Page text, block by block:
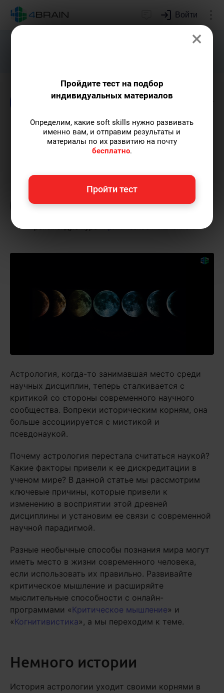
Войти
Подарим индивидуальный план
Непознанное Образование
Почему астрологию
перестали считать наукой
Анна Кирякова— автор статей и курсов,
организатор онлайн-турнира по йоге, мать
двоих детей.Пишу статьи по теме
Астрология, когда-то занимавшая место среди
научных дисциплин, теперь сталкивается с
критикой со стороны современного научного
сообщества. Вопреки историческим корням, она
больше ассоциируется с мистикой и
псевдонаукой.
Почему астрология перестала считаться наукой?
Какие факторы привели к ее дискредитации в
ученом мире? В данной статье мы рассмотрим
ключевые причины, которые привели к
изменению в восприятии этой древней
дисциплины и установим ее связи с современной
научной парадигмой.
Разные необычные способы познания мира могут
иметь место в жизни современного человека,
если использовать их правильно. Развивайте
критическое мышление и расширяйте
мыслительные способности с онлайн-
программами «Критическое мышление» и
«Когнитивистика», а мы переходим к теме.
Немного истории
История астрологии уходит своими корнями в
×
Пройдите тест на подбор
индивидуальных материалов
Определим, какие soft skills нужно развивать
именно вам, и отправим результаты и
материалы по их развитию на почту
бесплатно.
Пройти тест